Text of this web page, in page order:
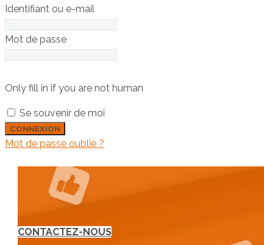
Identifiant ou e-mail
Mot de passe
Only fill in if you are not human
Se souvenir de moi
Mot de passe oublié ?
CONTACTEZ-NOUS